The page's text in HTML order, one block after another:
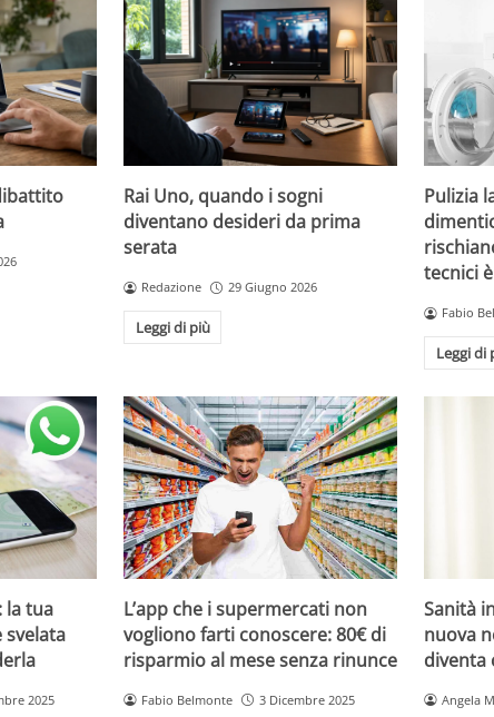
Rai Uno, quando i sogni
diventano desideri da prima
serata
Redazione 29 Giugno 2026
Leggi di più
Pulizia
tecnici
Fabio
Leggi di
la tua
svelata
2025
L’app che i supermercati non
vogliono farti conoscere: 80€ di
risparmio al mese senza rinunce
Fabio Belmonte 3 Dicembre 2025
Sanità
nuova
diventa
Angela